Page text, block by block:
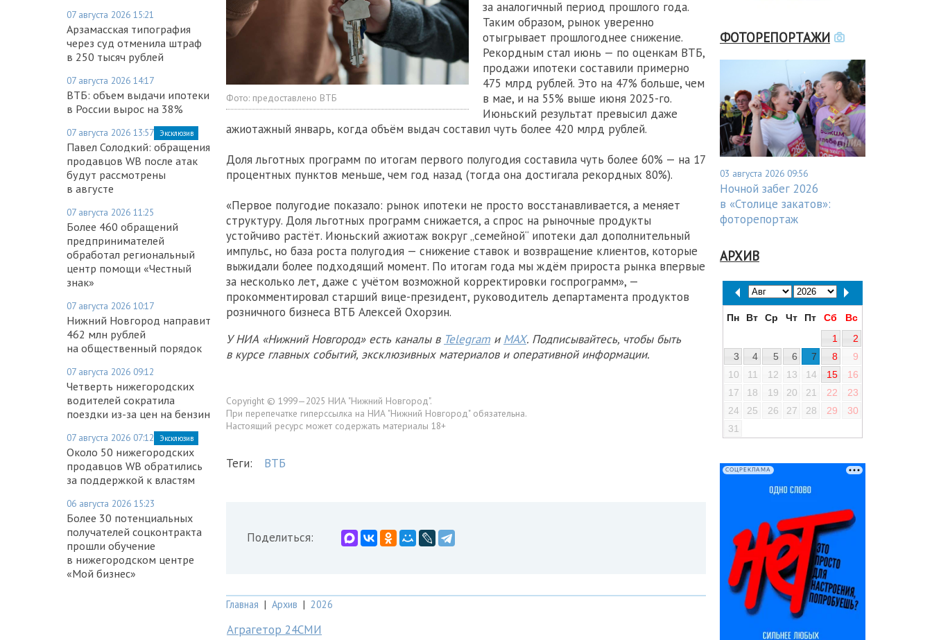
07 августа 2026 15:21
Арзамасская типография
через суд отменила штраф
в 250 тысяч рублей
07 августа 2026 14:17
ВТБ: объем выдачи ипотеки
в России вырос на 38%
07 августа 2026 13:57 Эксклюзив
Павел Солодкий: обращения
продавцов WB после атак
будут рассмотрены
в августе
07 августа 2026 11:25
Более 460 обращений
предпринимателей
обработал региональный
центр помощи «Честный
знак»
07 августа 2026 10:17
Нижний Новгород направит
462 млн рублей
на общественный порядок
07 августа 2026 09:12
Четверть нижегородских
водителей сократила
поездки из-за цен на бензин
07 августа 2026 07:12 Эксклюзив
Около 50 нижегородских
продавцов WB обратились
за поддержкой к властям
06 августа 2026 15:23
Более 30 потенциальных
получателей соцконтракта
прошли обучение
в нижегородском центре
«Мой бизнес»
Фото: предоставлено ВТБ
за аналогичный период прошлого года.
Таким образом, рынок уверенно
отыгрывает прошлогоднее снижение.
Рекордным стал июнь — по оценкам ВТБ,
продажи ипотеки составили примерно
475 млрд рублей. Это на 47% больше, чем
в мае, и на 55% выше июня 2025-го.
Июньский результат превысил даже
ажиотажный январь, когда объём выдач составил чуть более 420 млрд рублей.
Доля льготных программ по итогам первого полугодия составила чуть более 60% — на 17
процентных пунктов меньше, чем год назад (тогда она достигала рекордных 80%).
«Первое полугодие показало: рынок ипотеки не просто восстанавливается, а меняет
структуру. Доля льготных программ снижается, а спрос на рыночные продукты
устойчиво растёт. Июньский ажиотаж вокруг „семейной“ ипотеки дал дополнительный
импульс, но база роста полугодия — снижение ставок и возвращение клиентов, которые
выжидали более подходящий момент. По итогам года мы ждём прироста рынка впервые
за несколько лет, даже с учётом возможной корректировки госпрограмм», —
прокомментировал старший вице-президент, руководитель департамента продуктов
розничного бизнеса ВТБ Алексей Охорзин.
У НИА «Нижний Новгород» есть каналы в Telegram и MAX. Подписывайтесь, чтобы быть
в курсе главных событий, эксклюзивных материалов и оперативной информации.
Copyright © 1999—2025 НИА "Нижний Новгород".
При перепечатке гиперссылка на НИА "Нижний Новгород" обязательна.
Настоящий ресурс может содержать материалы 18+
Теги: ВТБ
Поделиться:
Главная | Архив | 2026
Аграгетор 24СМИ
ФОТОРЕПОРТАЖИ
03 августа 2026 09:56
Ночной забег 2026
в «Столице закатов»:
фоторепортаж
АРХИВ
Пн Вт Ср Чт Пт Сб
Вс
1
2
3
4 5 6 7 8
9
10
11 12 13 14 15
16
17
18 19 20 21 22
23
24
25 26 27 28 29
30
31
СОЦРЕКЛАМА